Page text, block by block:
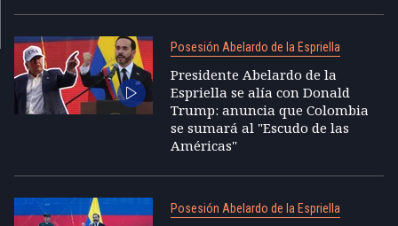
Posesión Abelardo de la Espriella
Presidente Abelardo de la
Espriella se alía con Donald
Trump: anuncia que Colombia
se sumará al "Escudo de las
Américas"
Posesión Abelardo de la Espriella